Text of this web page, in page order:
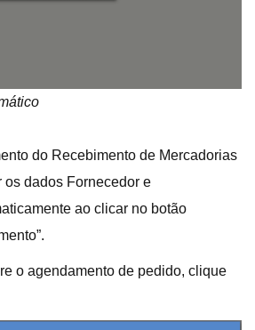
do Recebimento de Mercadorias
dados Fornecedor e
ao clicar no botão
o agendamento de pedido, clique